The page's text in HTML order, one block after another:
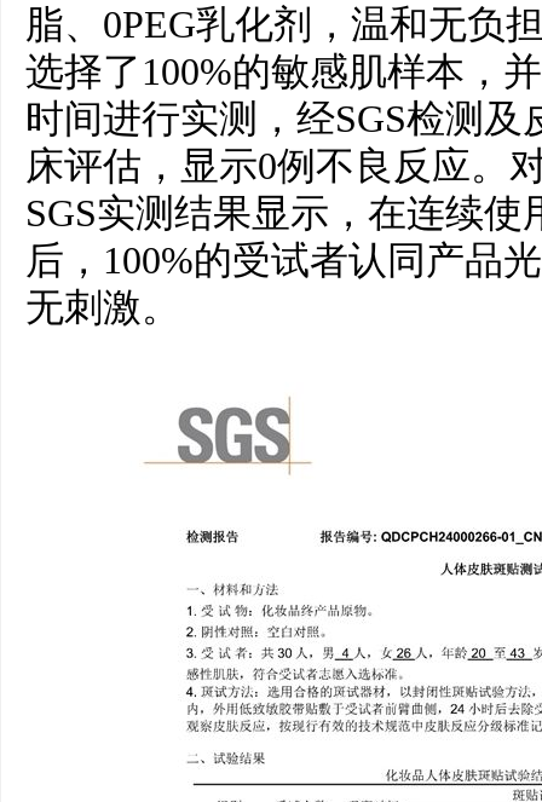
脂、0PEG乳化剂，温和无负
选择了100%的敏感肌样本，
时间进行实测，经SGS检测
床评估，显示0例不良反应。
SGS实测结果显示，在连续使
后，100%的受试者认同产品
无刺激。